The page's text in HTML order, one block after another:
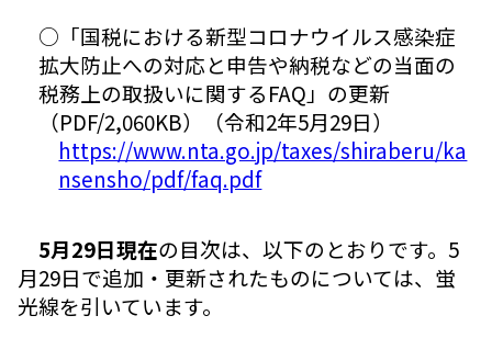
○「国税における新型コロナウイルス感染症
拡大防止への対応と申告や納税などの当面の
税務上の取扱いに関するFAQ」の更新
（PDF/2,060KB）（令和2年5月29日）
https://www.nta.go.jp/taxes/shiraberu/ka
nsensho/pdf/faq.pdf
5月29日現在の目次は、以下のとおりです。5
月29日で追加・更新されたものについては、蛍
光線を引いています。